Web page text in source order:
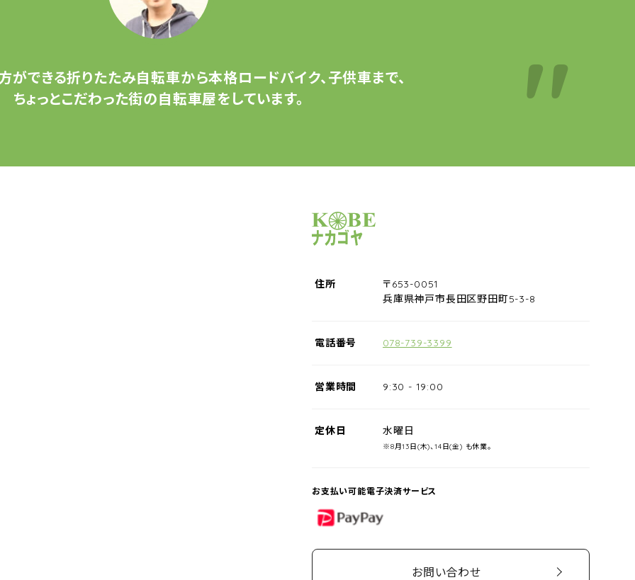
ができる折りたたみ自転車から本格ロードバイク、子供車まで、
ちょっとこだわった街の自転車屋をしています。
サイクルショップナカゴヤ
住所
〒653-0051
兵庫県神戸市長田区野田町5-3-8
電話番号 078-739-3399
営業時間 9:30 - 19:00
定休日 水曜日
※8月13日(木)、14日(金) も休業。
お支払い可能電子決済サービス
PayPay
お問い合わせ